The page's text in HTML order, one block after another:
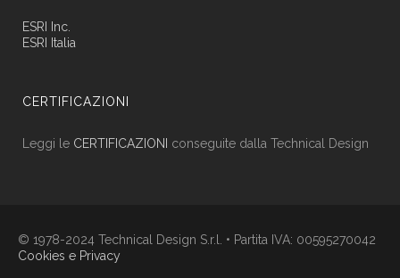
ESRI Inc.
ESRI Italia
CERTIFICAZIONI
Leggi le CERTIFICAZIONI conseguite dalla Technical Design
© 1978-2024 Technical Design S.r.l. • Partita IVA: 00595270042
Cookies e Privacy